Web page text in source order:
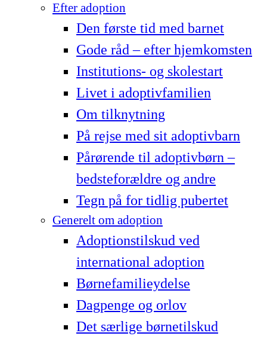
Efter adoption
Den første tid med barnet
Gode råd – efter hjemkomsten
Institutions- og skolestart
Livet i adoptivfamilien
Om tilknytning
På rejse med sit adoptivbarn
Pårørende til adoptivbørn –
bedsteforældre og andre
Tegn på for tidlig pubertet
Generelt om adoption
Adoptionstilskud ved
international adoption
Børnefamilieydelse
Dagpenge og orlov
Det særlige børnetilskud